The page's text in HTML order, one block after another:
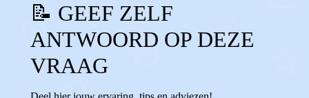
📝 GEEF ZELF
ANTWOORD OP DEZE
VRAAG